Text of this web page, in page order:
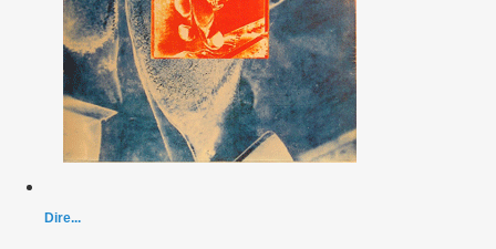
Dire...